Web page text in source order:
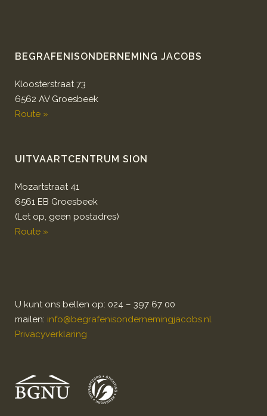
BEGRAFENISONDERNEMING JACOBS
Kloosterstraat 73
6562 AV Groesbeek
Route »
UITVAARTCENTRUM SION
Mozartstraat 41
6561 EB Groesbeek
(Let op, geen postadres)
Route »
U kunt ons bellen op: 024 – 397 67 00
mailen: info@begrafenisondernemingjacobs.nl
Privacyverklaring